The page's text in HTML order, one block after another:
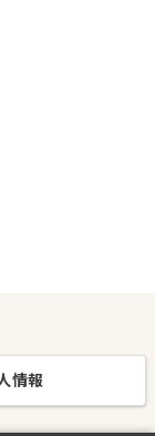
情報